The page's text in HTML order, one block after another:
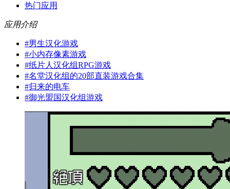
热门应用
应用介绍
#男生汉化游戏
#小内存像素游戏
#纸片人汉化组RPG游戏
#名堂汉化组的20部直装游戏合集
#归来的电车
#御光盟国汉化组游戏